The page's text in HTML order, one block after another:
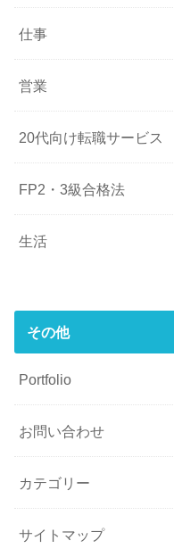
仕事
営業
20代向け転職サービス
FP2・3級合格法
生活
その他
Portfolio
お問い合わせ
カテゴリー
サイトマップ